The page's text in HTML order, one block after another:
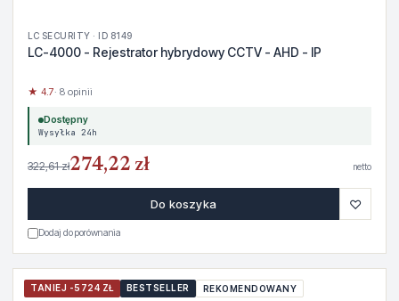
LC SECURITY · ID 8149
LC-4000 - Rejestrator hybrydowy CCTV - AHD - IP
★ 4.7· 8 opinii
Dostępny
Wysyłka 24h
322,61 zł274,22 zł netto
Do koszyka ♡
Dodaj do porównania
TANIEJ -5724 ZŁ BESTSELLER REKOMENDOWANY